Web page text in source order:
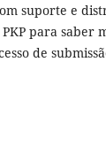
suporte e
para saber
de